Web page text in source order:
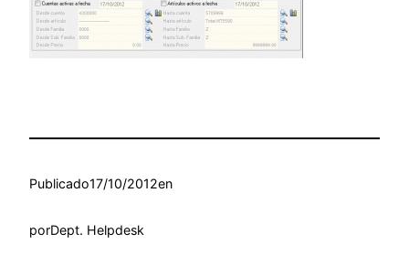
Publicado17/10/2012en
porDept. Helpdesk